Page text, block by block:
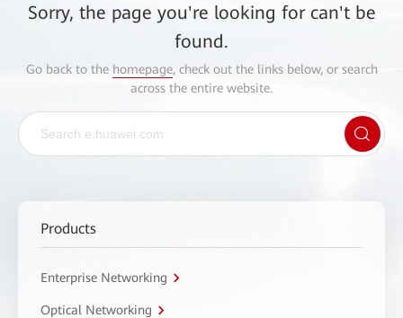
Sorry, the page you're looking for can't be
found.
Go back to the homepage, check out the links below, or search
across the entire website.
Products
Enterprise Networking
Optical Networking